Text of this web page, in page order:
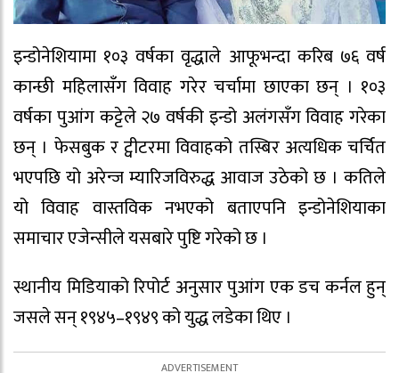
इन्डोनेशियामा १०३ वर्षका वृद्धाले आफूभन्दा करिब ७६ वर्ष
कान्छी महिलासँग विवाह गरेर चर्चामा छाएका छन् । १०३
वर्षका पुआंग कट्टेले २७ वर्षकी इन्डो अलंगसँग विवाह गरेका
छन् । फेसबुक र ट्वीटरमा विवाहको तस्बिर अत्यधिक चर्चित
भएपछि यो अरेन्ज म्यारिजविरुद्ध आवाज उठेको छ । कतिले
यो विवाह वास्तविक नभएको बताएपनि इन्डोनेशियाका
समाचार एजेन्सीले यसबारे पुष्टि गरेको छ ।
स्थानीय मिडियाको रिपोर्ट अनुसार पुआंग एक डच कर्नल हुन्
जसले सन् १९४५–१९४९ को युद्ध लडेका थिए ।